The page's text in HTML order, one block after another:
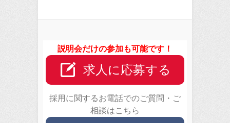
説明会だけの参加も可能です！
求人に応募する
採用に関するお電話でのご質問・ご
相談はこちら